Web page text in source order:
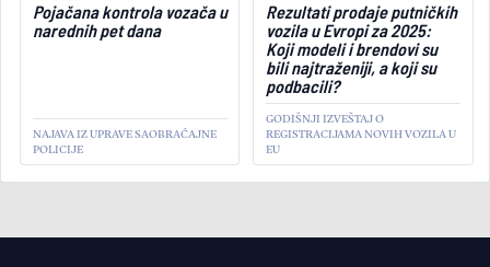
Pojačana kontrola vozača u
narednih pet dana
NAJAVA IZ UPRAVE SAOBRAĆAJNE
POLICIJE
Rezultati prodaje putničkih
vozila u Evropi za 2025:
Koji modeli i brendovi su
bili najtraženiji, a koji su
podbacili?
GODIŠNJI IZVEŠTAJ O
REGISTRACIJAMA NOVIH VOZILA U
EU
„Verovali ili ne“